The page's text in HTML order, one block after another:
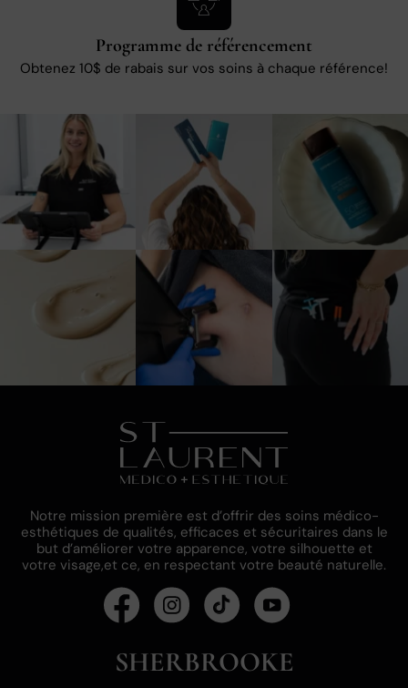
Programme de référencement
Obtenez 10$ de rabais sur vos soins à chaque référence!
10 0 3 0 1 0
3 0
Notre mission première est d’offrir des soins médico-
esthétiques de qualités, efficaces et sécuritaires dans le
but d’améliorer votre apparence, votre silhouette et
votre visage,et ce, en respectant votre beauté naturelle.
SHERBROOKE